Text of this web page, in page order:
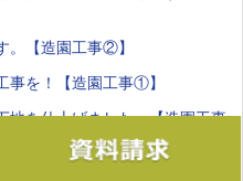
。【造園工事②】
事を！【造園工事①】
地を仕上げました。【造園工事
ありがとうございました。